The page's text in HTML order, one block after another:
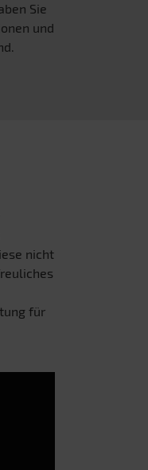
Sie
und
nicht
für